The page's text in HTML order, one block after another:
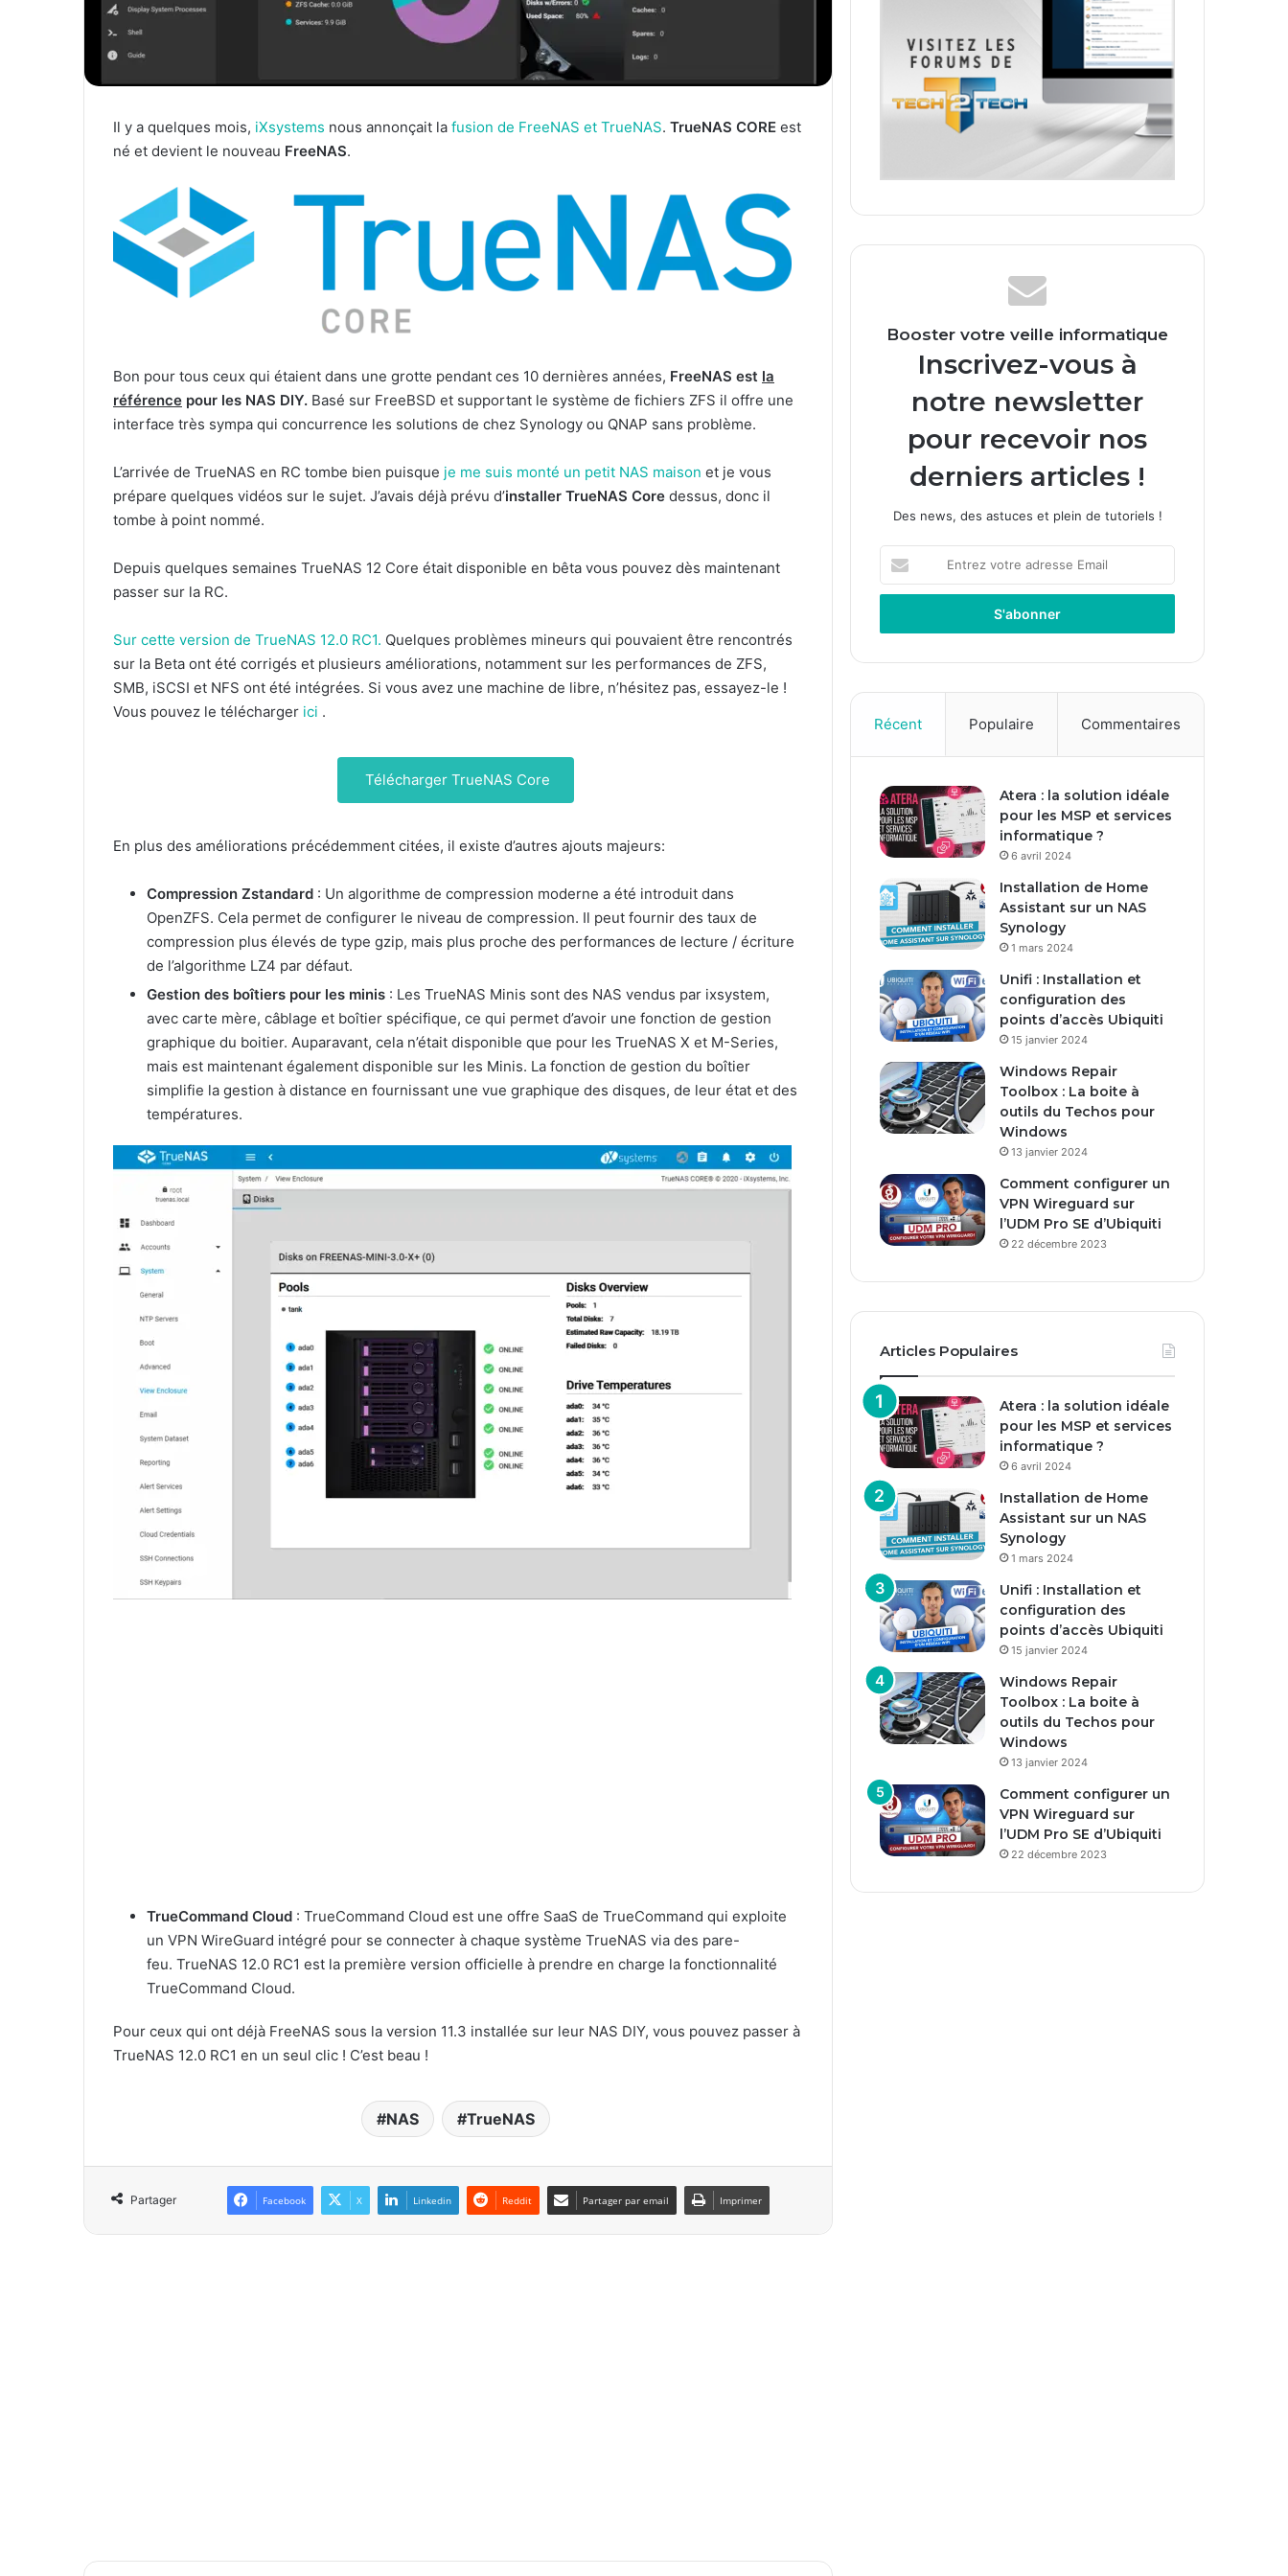
Il y a quelques mois, iXsystems nous annonçait la fusion de FreeNAS et TrueNAS. TrueNAS CORE est
né et devient le nouveau FreeNAS.
Bon pour tous ceux qui étaient dans une grotte pendant ces 10 dernières années, FreeNAS est la
référence pour les NAS DIY. Basé sur FreeBSD et supportant le système de fichiers ZFS il offre une
interface très sympa qui concurrence les solutions de chez Synology ou QNAP sans problème.
L’arrivée de TrueNAS en RC tombe bien puisque je me suis monté un petit NAS maison et je vous
prépare quelques vidéos sur le sujet. J’avais déjà prévu d’installer TrueNAS Core dessus, donc il
tombe à point nommé.
Depuis quelques semaines TrueNAS 12 Core était disponible en bêta vous pouvez dès maintenant
passer sur la RC.
Sur cette version de TrueNAS 12.0 RC1. Quelques problèmes mineurs qui pouvaient être rencontrés
sur la Beta ont été corrigés et plusieurs améliorations, notamment sur les performances de ZFS,
SMB, iSCSI et NFS ont été intégrées. Si vous avez une machine de libre, n’hésitez pas, essayez-le !
Vous pouvez le télécharger ici .
Télécharger TrueNAS Core
En plus des améliorations précédemment citées, il existe d’autres ajouts majeurs:
Compression Zstandard : Un algorithme de compression moderne a été introduit dans
OpenZFS. Cela permet de configurer le niveau de compression. Il peut fournir des taux de
compression plus élevés de type gzip, mais plus proche des performances de lecture / écriture
de l’algorithme LZ4 par défaut.
Gestion des boîtiers pour les minis : Les TrueNAS Minis sont des NAS vendus par ixsystem,
avec carte mère, câblage et boîtier spécifique, ce qui permet d’avoir une fonction de gestion
graphique du boitier. Auparavant, cela n’était disponible que pour les TrueNAS X et M-Series,
mais est maintenant également disponible sur les Minis. La fonction de gestion du boîtier
simplifie la gestion à distance en fournissant une vue graphique des disques, de leur état et des
températures.
TrueCommand Cloud : TrueCommand Cloud est une offre SaaS de TrueCommand qui exploite
un VPN WireGuard intégré pour se connecter à chaque système TrueNAS via des pare-
feu. TrueNAS 12.0 RC1 est la première version officielle à prendre en charge la fonctionnalité
TrueCommand Cloud.
Pour ceux qui ont déjà FreeNAS sous la version 11.3 installée sur leur NAS DIY, vous pouvez passer à
TrueNAS 12.0 RC1 en un seul clic ! C’est beau !
NAS TrueNAS
Partager Facebook X Linkedin Reddit Partager par email Imprimer
Booster votre veille informatique
Inscrivez-vous à
notre newsletter
pour recevoir nos
derniers articles !
Des news, des astuces et plein de tutoriels !
votre
adresse
Récent Populaire Commentaires
Atera : la solution idéale
pour les MSP et services
informatique ?
6 avril 2024
Installation de Home
Assistant sur un NAS
Synology
1 mars 2024
Unifi : Installation et
configuration des
points d’accès Ubiquiti
15 janvier 2024
Windows Repair
Toolbox : La boite à
outils du Techos pour
Windows
13 janvier 2024
Comment configurer un
VPN Wireguard sur
l’UDM Pro SE d’Ubiquiti
22 décembre 2023
Articles Populaires
Atera : la solution idéale
pour les MSP et services
informatique ?
6 avril 2024
Installation de Home
Assistant sur un NAS
Synology
1 mars 2024
Unifi : Installation et
configuration des
points d’accès Ubiquiti
15 janvier 2024
Windows Repair
Toolbox : La boite à
outils du Techos pour
Windows
13 janvier 2024
Comment configurer un
VPN Wireguard sur
l’UDM Pro SE d’Ubiquiti
22 décembre 2023